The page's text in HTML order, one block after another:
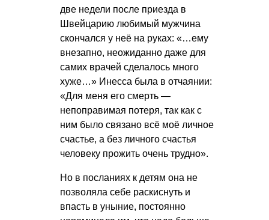
две недели после приезда в
Швейцарию любимый мужчина
скончался у неё на руках: «…ему
внезапно, неожиданно даже для
самих врачей сделалось много
хуже…» Инесса была в отчаянии:
«Для меня его смерть —
непоправимая потеря, так как с
ним было связано всё моё личное
счастье, а без личного счастья
человеку прожить очень трудно».
Но в посланиях к детям она не
позволяла себе раскиснуть и
впасть в уныние, постоянно